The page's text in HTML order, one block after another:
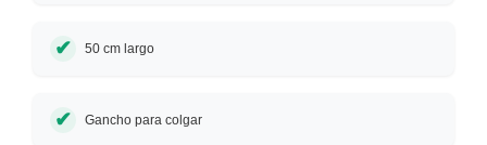
50 cm largo
Gancho para colgar